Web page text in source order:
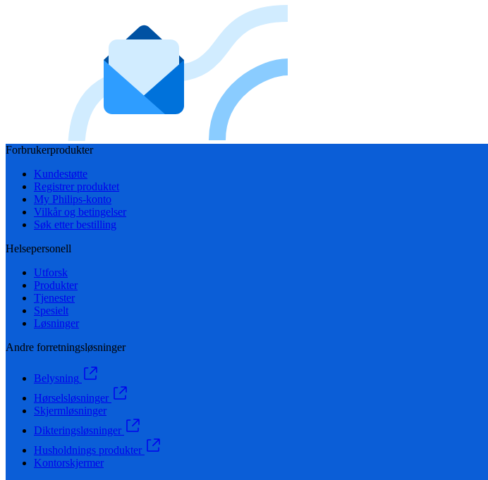
Forbrukerprodukter
Kundestøtte
Registrer produktet
My Philips-konto
Vilkår og betingelser
Søk etter bestilling
Helsepersonell
Utforsk
Produkter
Tjenester
Spesielt
Løsninger
Andre forretningsløsninger
Belysning
Hørselsløsninger
Skjermløsninger
Dikteringsløsninger
Husholdnings produkter
Kontorskjermer